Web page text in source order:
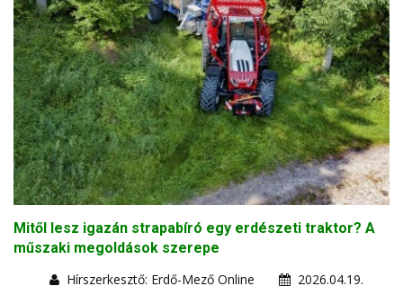
Mitől lesz igazán strapabíró egy erdészeti traktor? A
műszaki megoldások szerepe
Hírszerkesztő: Erdő-Mező Online
2026.04.19.